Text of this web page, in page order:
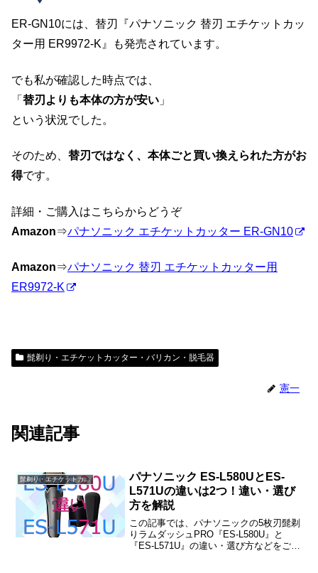
ER-GN10には、替刃『パナソニック 替刃 エチケットカッ
ター用 ER9972-K』も発売されています。
でも私が確認した時点では、
「 替刃よりも本体の方が安い 」
という状況でした。
そのため、 替刃ではなく、本体ごと買い換えられた方がお
得です。
詳細・ご購入はこちらからどうぞ
Amazon⇒パナソニック エチケットカッター ER-GN10
Amazon⇒パナソニック 替刃 エチケットカッター用
ER9972-K
髭剃り・エチケットカッター・バリカン・脱毛器
憲一
関連記事
髭剃り・エチケットカッター・バリカン・脱毛器
パナソニック ES-L580UとES-
L571Uの違いは2つ！違い・選び
方を解説
この記事では、パナソニックの5枚刃髭剃
りラムダッシュPRO『ES-L580U』と
『ES-L571U』の違い・選び方などをご紹